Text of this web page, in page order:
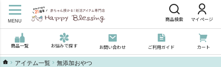
MENU 商品検索 マイページ
商品一覧 お悩みで探す お問い合わせ ご利用ガイド カート
ハッピーブレッシングTOP
アイテム一覧 無添加おやつ